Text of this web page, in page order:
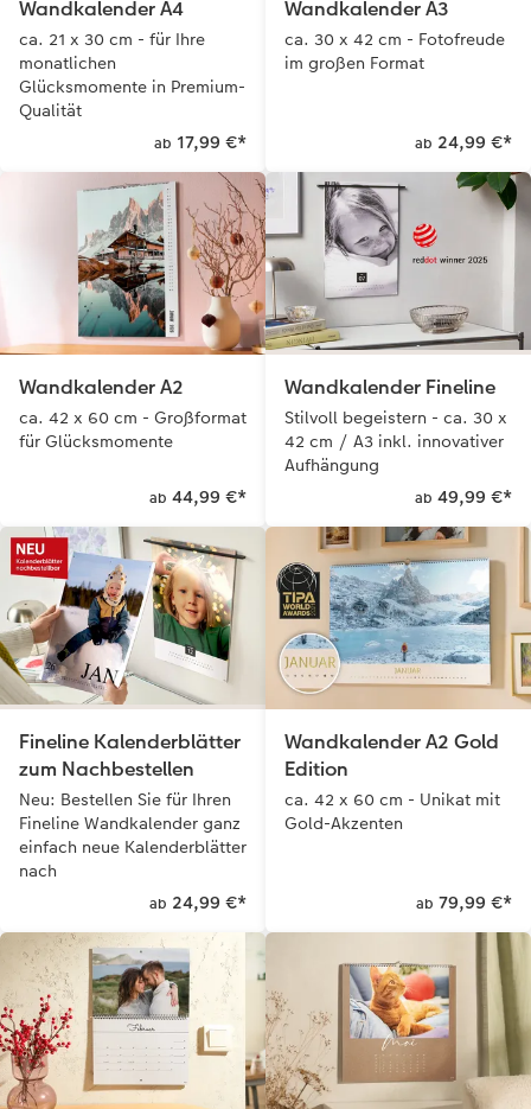
Anleitungen & Hilfe
im Wunschformat
Digitale Grußkarte
CEWE myPhotos
Wandkalender A4
ca. 21 x 30 cm - für Ihre
monatlichen
Glücksmomente in Premium-
Qualität
ab 17,99 €*
Wandkalender A3
ca. 30 x 42 cm - Fotofreude
im großen Format
ab 24,99 €*
Wandkalender A2
ca. 42 x 60 cm - Großformat
für Glücksmomente
ab 44,99 €*
Wandkalender Fineline
Stilvoll begeistern - ca. 30 x
42 cm / A3 inkl. innovativer
Aufhängung
ab 49,99 €*
Fineline Kalenderblätter
zum Nachbestellen
Neu: Bestellen Sie für Ihren
Fineline Wandkalender ganz
einfach neue Kalenderblätter
nach
ab 24,99 €*
Wandkalender A2 Gold
Edition
ca. 42 x 60 cm - Unikat mit
Gold-Akzenten
ab 79,99 €*